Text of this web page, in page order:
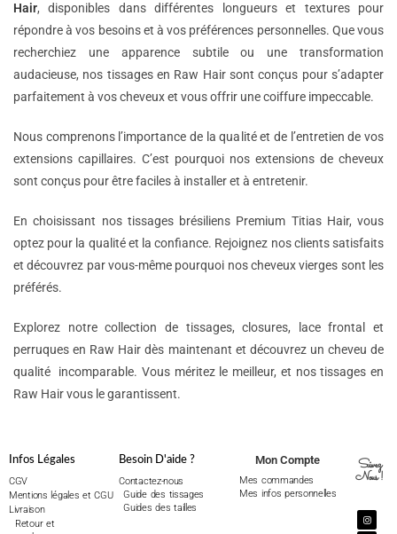
Hair, disponibles dans différentes longueurs et textures pour
répondre à vos besoins et à vos préférences personnelles. Que vous
recherchiez une apparence subtile ou une transformation
audacieuse, nos tissages en Raw Hair sont conçus pour s’adapter
parfaitement à vos cheveux et vous offrir une coiffure impeccable.
Nous comprenons l’importance de la qualité et de l’entretien de vos
extensions capillaires. C’est pourquoi nos extensions de cheveux
sont conçus pour être faciles à installer et à entretenir.
En choisissant nos tissages brésiliens Premium Titias Hair, vous
optez pour la qualité et la confiance. Rejoignez nos clients satisfaits
et découvrez par vous-même pourquoi nos cheveux vierges sont les
préférés.
Explorez notre collection de tissages, closures, lace frontal et
perruques en Raw Hair dès maintenant et découvrez un cheveu de
qualité incomparable. Vous méritez le meilleur, et nos tissages en
Raw Hair vous le garantissent.
Infos Légales
CGV
Mentions légales et CGU
Livraison
Retour et
Besoin D'aide ?
Contactez-nous
Guide des tissages
Guides des tailles
Mon Compte
Mes commandes
Mes infos personnelles
Suivez
Nous !